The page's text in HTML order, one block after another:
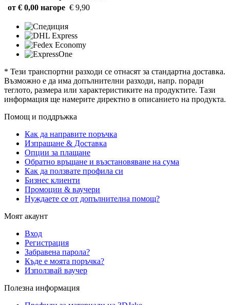
от € 0,00 нагоре € 9,90
* Тези транспортни разходи се отнасят за стандартна доставка.
Възможно е да има допълнителни разходи, напр. поради
теглото, размера или характеристиките на продуктите. Тази
информация ще намерите директно в описанието на продукта.
Помощ и поддръжка
Как да направите поръчка
Изпращане & Доставка
Опции за плащане
Обратно връщане и възстановяване на сума
Как да ползвате профила си
Бизнес клиенти
Промоции & ваучери
Нуждаете се от допълнителна помощ?
Моят акаунт
Вход
Регистрация
Забравена парола?
Къде е моята поръчка?
Използвай ваучер
Полезна информация